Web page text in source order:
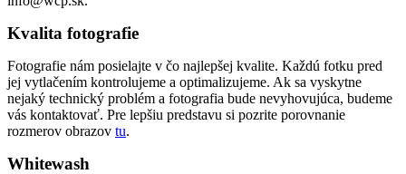
Kvalita fotografie
Fotografie nám posielajte v čo najlepšej kvalite. Každú fotku pred
jej vytlačením kontrolujeme a optimalizujeme. Ak sa vyskytne
nejaký technický problém a fotografia bude nevyhovujúca, budeme
vás kontaktovať. Pre lepšiu predstavu si pozrite porovnanie
rozmerov obrazov tu.
Whitewash